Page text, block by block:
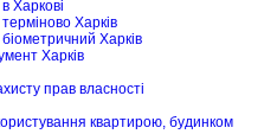
Харкові
Харків
Харків
Харків
прав власності
квартирою, будинком